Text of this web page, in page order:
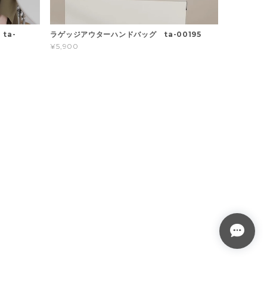
ta-
ラゲッジアウターハンドバッグ ta-00195
¥5,900